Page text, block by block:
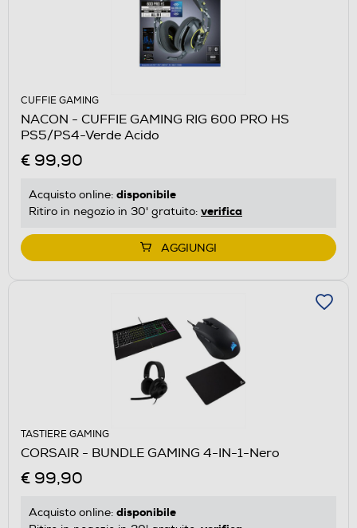
CUFFIE GAMING
NACON - CUFFIE GAMING RIG 600 PRO HS
PS5/PS4-Verde Acido
€ 99,90
Acquisto online: disponibile
Ritiro in negozio in 30' gratuito: verifica
AGGIUNGI
TASTIERE GAMING
CORSAIR - BUNDLE GAMING 4-IN-1-Nero
€ 99,90
Acquisto online: disponibile